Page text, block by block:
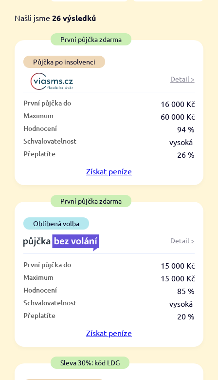
Od
Do
První půjčka zdarma
–
ano
Ve zkušebce
ano
ne
Po insolvenci
ano
ne
Našli jsme26výsledků
První půjčka zdarma
Půjčka po insolvenci
Detail >
První půjčka do 16 000 Kč
Maximum 60 000 Kč
Hodnocení 94 %
Schvalovatelnost vysoká
Přeplatíte
26 %
Získat peníze
První půjčka zdarma
Oblíbená volba
Detail >
První půjčka do 15 000 Kč
Maximum 15 000 Kč
Hodnocení 85 %
Schvalovatelnost vysoká
Přeplatíte
20 %
Získat peníze
Sleva 30%: kód LDG